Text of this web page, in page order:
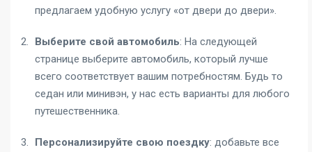
предлагаем удобную услугу «от двери до двери».
Выберите свой автомобиль: На следующей
странице выберите автомобиль, который лучше
всего соответствует вашим потребностям. Будь то
седан или минивэн, у нас есть варианты для любого
путешественника.
Персонализируйте свою поездку: добавьте все